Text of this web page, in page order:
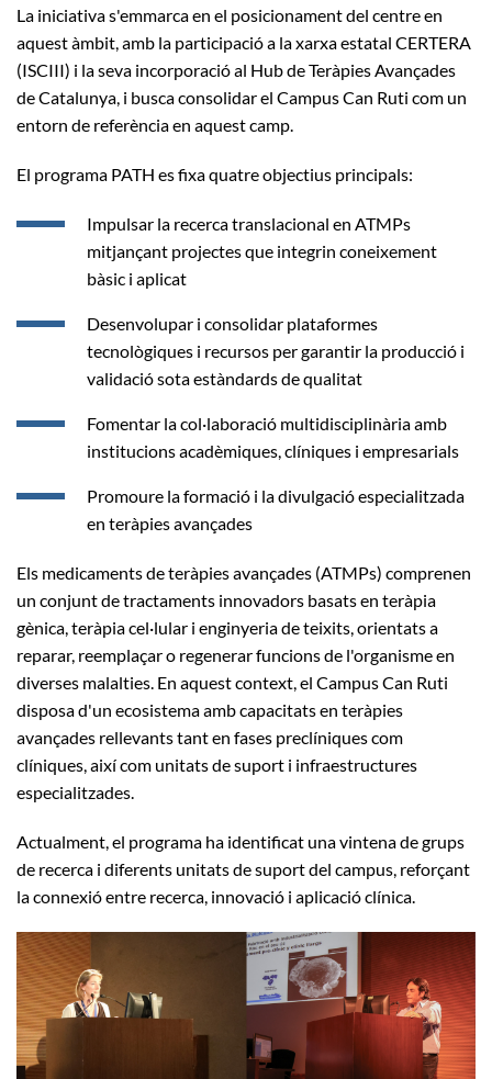
La iniciativa s'emmarca en el posicionament del centre en
aquest àmbit, amb la participació a la xarxa estatal CERTERA
(ISCIII) i la seva incorporació al Hub de Teràpies Avançades
de Catalunya, i busca consolidar el Campus Can Ruti com un
entorn de referència en aquest camp.
El programa PATH es fixa quatre objectius principals:
Impulsar la recerca translacional en ATMPs
mitjançant projectes que integrin coneixement
bàsic i aplicat
Desenvolupar i consolidar plataformes
tecnològiques i recursos per garantir la producció i
validació sota estàndards de qualitat
Fomentar la col·laboració multidisciplinària amb
institucions acadèmiques, clíniques i empresarials
Promoure la formació i la divulgació especialitzada
en teràpies avançades
Els medicaments de teràpies avançades (ATMPs) comprenen
un conjunt de tractaments innovadors basats en teràpia
gènica, teràpia cel·lular i enginyeria de teixits, orientats a
reparar, reemplaçar o regenerar funcions de l'organisme en
diverses malalties. En aquest context, el Campus Can Ruti
disposa d'un ecosistema amb capacitats en teràpies
avançades rellevants tant en fases preclíniques com
clíniques, així com unitats de suport i infraestructures
especialitzades.
Actualment, el programa ha identificat una vintena de grups
de recerca i diferents unitats de suport del campus, reforçant
la connexió entre recerca, innovació i aplicació clínica.